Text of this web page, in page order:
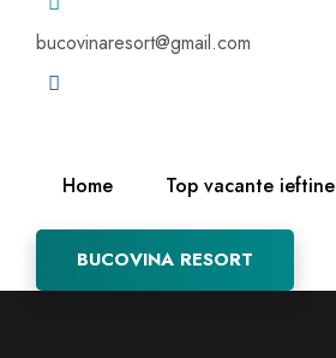
bucovinaresort@gmail.com
Home Top vacante ieftine
BUCOVINA RESORT